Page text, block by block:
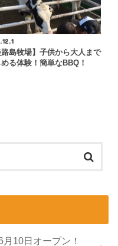
路島牧場】子供から大人まで
る体験！簡単なBBQ！
10日オープン！